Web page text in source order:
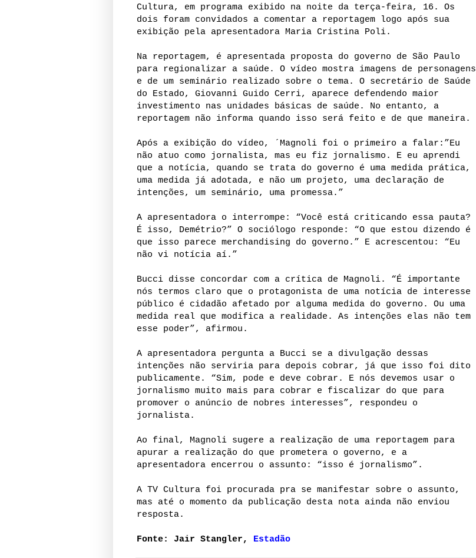
Cultura, em programa exibido na noite da terça-feira, 16. Os
dois foram convidados a comentar a reportagem logo após sua
exibição pela apresentadora Maria Cristina Poli.
Na reportagem, é apresentada proposta do governo de São Paulo
para regionalizar a saúde. O vídeo mostra imagens de personagens
e de um seminário realizado sobre o tema. O secretário de Saúde
do Estado, Giovanni Guido Cerri, aparece defendendo maior
investimento nas unidades básicas de saúde. No entanto, a
reportagem não informa quando isso será feito e de que maneira.
Após a exibição do vídeo, ´Magnoli foi o primeiro a falar:”Eu
não atuo como jornalista, mas eu fiz jornalismo. E eu aprendi
que a notícia, quando se trata do governo é uma medida prática,
uma medida já adotada, e não um projeto, uma declaração de
intenções, um seminário, uma promessa.”
A apresentadora o interrompe: “Você está criticando essa pauta?
É isso, Demétrio?” O sociólogo responde: “O que estou dizendo é
que isso parece merchandising do governo.” E acrescentou: “Eu
não vi notícia aí.”
Bucci disse concordar com a crítica de Magnoli. “É importante
nós termos claro que o protagonista de uma notícia de interesse
público é cidadão afetado por alguma medida do governo. Ou uma
medida real que modifica a realidade. As intenções elas não tem
esse poder”, afirmou.
A apresentadora pergunta a Bucci se a divulgação dessas
intenções não serviria para depois cobrar, já que isso foi dito
publicamente. “Sim, pode e deve cobrar. E nós devemos usar o
jornalismo muito mais para cobrar e fiscalizar do que para
promover o anúncio de nobres interesses”, respondeu o
jornalista.
Ao final, Magnoli sugere a realização de uma reportagem para
apurar a realização do que prometera o governo, e a
apresentadora encerrou o assunto: “isso é jornalismo”.
A TV Cultura foi procurada pra se manifestar sobre o assunto,
mas até o momento da publicação desta nota ainda não enviou
resposta.
Fonte: Jair Stangler, Estadão